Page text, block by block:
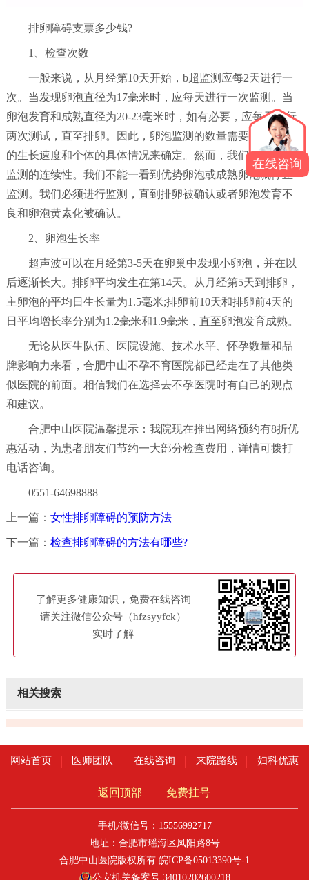
排卵障碍支票多少钱?
1、检查次数
一般来说，从月经第10天开始，b超监测应每2天进行一
次。当发现卵泡直径为17毫米时，应每天进行一次监测。当
卵泡发育和成熟直径为20-23毫米时，如有必要，应每天进行
两次测试，直至排卵。因此，卵泡监测的数量需要根据卵泡
的生长速度和个体的具体情况来确定。然而，我们必须注意
监测的连续性。我们不能一看到优势卵泡或成熟卵泡就停止
监测。我们必须进行监测，直到排卵被确认或者卵泡发育不
良和卵泡黄素化被确认。
2、卵泡生长率
超声波可以在月经第3-5天在卵巢中发现小卵泡，并在以
后逐渐长大。排卵平均发生在第14天。从月经第5天到排卵，
主卵泡的平均日生长量为1.5毫米;排卵前10天和排卵前4天的
日平均增长率分别为1.2毫米和1.9毫米，直至卵泡发育成熟。
无论从医生队伍、医院设施、技术水平、怀孕数量和品
牌影响力来看，合肥中山不孕不育医院都已经走在了其他类
似医院的前面。相信我们在选择去不孕医院时有自己的观点
和建议。
合肥中山医院温馨提示：我院现在推出网络预约有8折优
惠活动，为患者朋友们节约一大部分检查费用，详情可拨打
电话咨询。
0551-64698888
上一篇： 女性排卵障碍的预防方法
下一篇： 检查排卵障碍的方法有哪些?
了解更多健康知识，免费在线咨询
请关注微信公众号（hfzsyyfck）
实时了解
相关搜索
网站首页 医师团队 在线咨询 来院路线 妇科优惠
返回顶部 | 免费挂号
手机/微信号：15556992717
地址：合肥市瑶海区凤阳路8号
合肥中山医院版权所有 皖ICP备05013390号-1
公安机关备案号 34010202600218
在线咨询